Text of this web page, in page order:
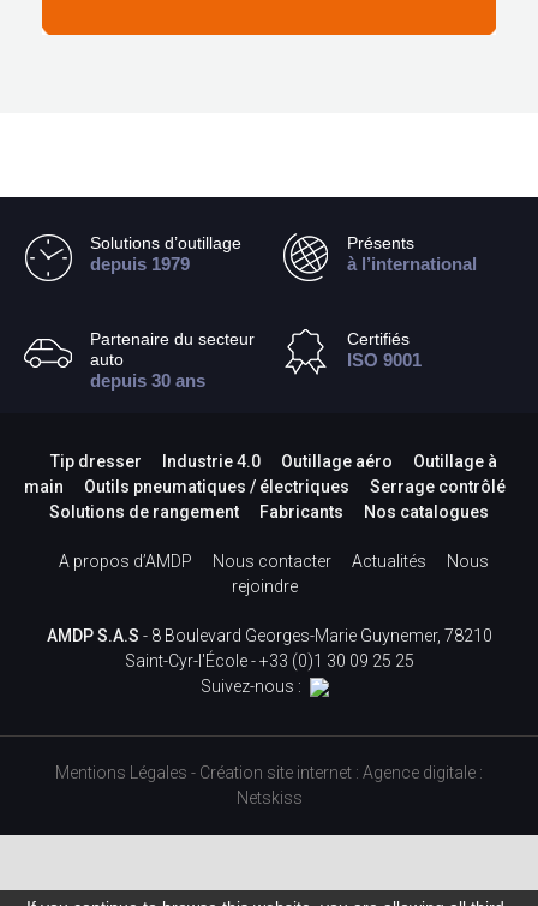
Solutions d’outillage
depuis 1979
Présents
à l’international
Partenaire du secteur
auto
depuis 30 ans
Certifiés
ISO 9001
Tip dresser Industrie 4.0 Outillage aéro
Outillage à
main
Outils pneumatiques / électriques
Serrage contrôlé
Solutions de rangement
Fabricants Nos catalogues
A propos d’AMDP Nous contacter Actualités
Nous
rejoindre
AMDP S.A.S - 8 Boulevard Georges-Marie Guynemer, 78210
Saint-Cyr-l'École -+33 (0)1 30 09 25 25
Suivez-nous :
Mentions Légales - Création site internet : Agence digitale :
Netskiss